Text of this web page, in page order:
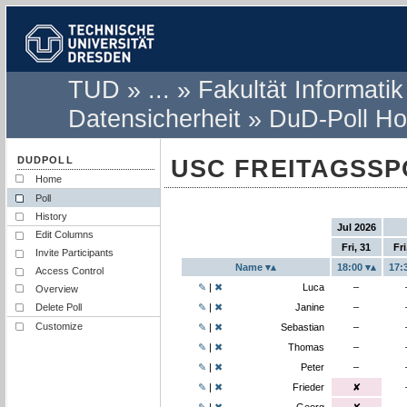
TUD ...
Fakultät Informatik
Datensicherheit
DuD-Poll
Home
Poll
History
Edit Columns
Invite Participants
Access Control
Overview
Delete Poll
Customize
USC
Jul 2026
Fri, 31
Name
18:00
✎
✖ Luca Unknown
–
✎
✖ Janine Unknown
–
✎
✖ Sebastian Unknown
–
✎
✖ Thomas Unknown
–
✎
✖ Peter Unknown
–
✎
✖ Frieder Frieder
✘